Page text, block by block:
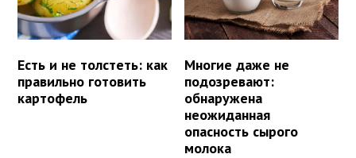
Есть и не толстеть: как
правильно готовить
картофель
Многие даже не
подозревают:
обнаружена
неожиданная
опасность сырого
молока